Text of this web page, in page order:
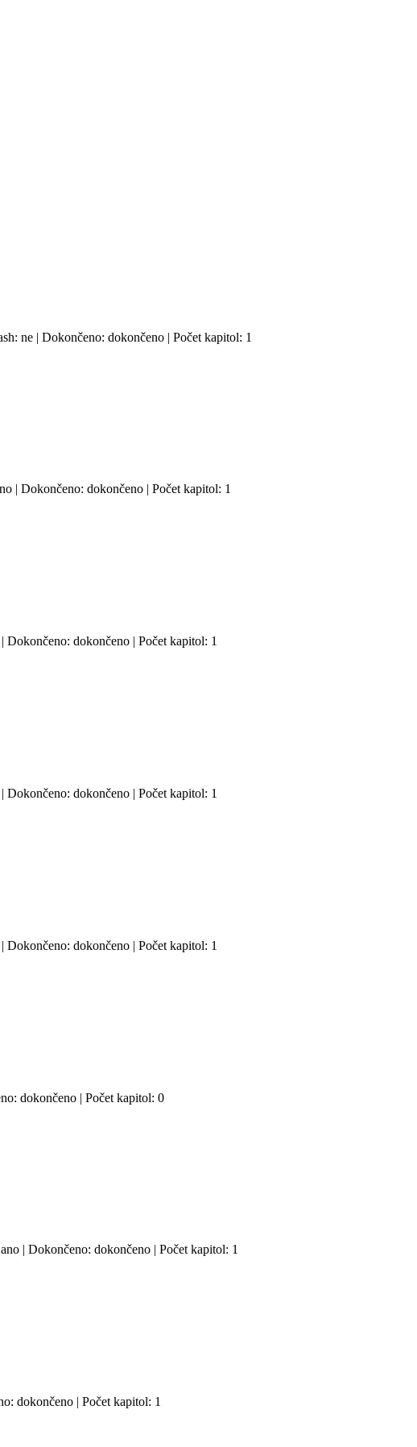
ne | Dokončeno: dokončeno | Počet kapitol: 1
| Dokončeno: dokončeno | Počet kapitol: 1
Dokončeno: dokončeno | Počet kapitol: 1
Dokončeno: dokončeno | Počet kapitol: 1
Dokončeno: dokončeno | Počet kapitol: 1
dokončeno | Počet kapitol: 0
| Dokončeno: dokončeno | Počet kapitol: 1
dokončeno | Počet kapitol: 1